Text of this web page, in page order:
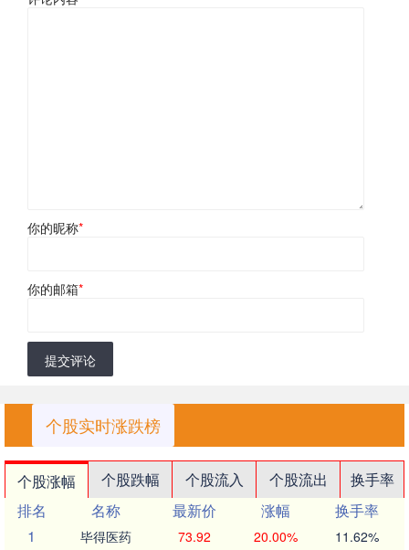
你的昵称*
你的邮箱*
提交评论
个股实时涨跌榜
个股涨幅 个股跌幅 个股流入 个股流出
换手率
排名
名称 最新价 涨幅
换手率
1
毕得医药 73.92 20.00% 11.62%